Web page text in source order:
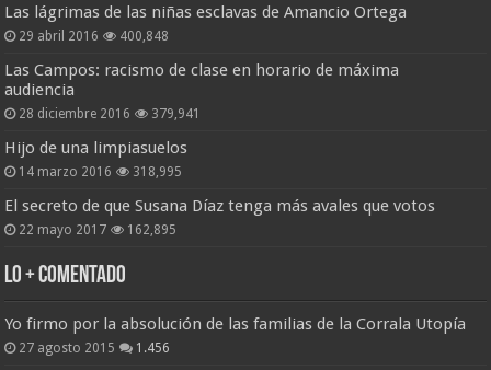
Las lágrimas de las niñas esclavas de Amancio Ortega
29 abril 2016 400,848
Las Campos: racismo de clase en horario de máxima
audiencia
28 diciembre 2016 379,941
Hijo de una limpiasuelos
14 marzo 2016 318,995
El secreto de que Susana Díaz tenga más avales que votos
22 mayo 2017 162,895
Lo + Comentado
Yo firmo por la absolución de las familias de la Corrala Utopía
27 agosto 2015 1.456